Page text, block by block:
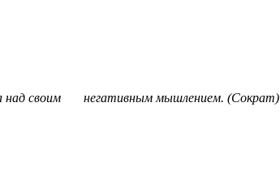
над своим негативным мышлением. (Сократ)